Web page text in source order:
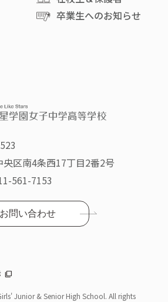
卒業生へのお知らせ
央区南4条西17丁目2番2号
561-7153
お問い合わせ
Junior & Senior High School. All rights